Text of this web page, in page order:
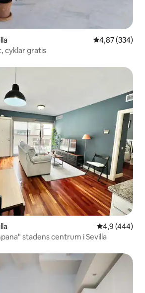
4,87 av 5 i
4,87 (334)
cyklar gratis
4,9 av 5 i
4,9 (444)
stadens centrum i Sevilla